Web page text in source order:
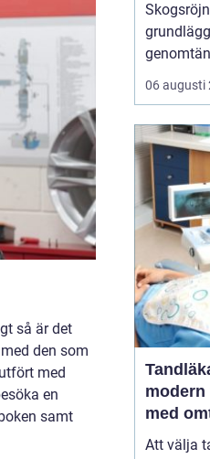
så är det
den som
med
en
samt
och
skogens
Genom
bort träd,
vägen för
bättre
06 augusti
modern
med
trygghet
Att välja